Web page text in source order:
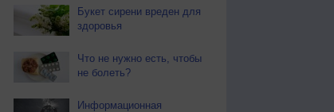
Букет сирени вреден для
здоровья
Что не нужно есть, чтобы
не болеть?
Информационная